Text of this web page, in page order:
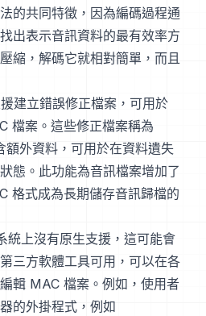
的共同特徵，因為編碼過程通
出表示音訊資料的最有效率方
縮，解碼它就相對簡單，而且
建立錯誤修正檔案，可用於
檔案。這些修正檔案稱為
外資料，可用於在資料遺失
態。此功能為音訊檔案增加了
格式成為長期儲存音訊歸檔的
統上沒有原生支援，這可能會
三方軟體工具可用，可以在各
輯 MAC 檔案。例如，使用者
的外掛程式，例如